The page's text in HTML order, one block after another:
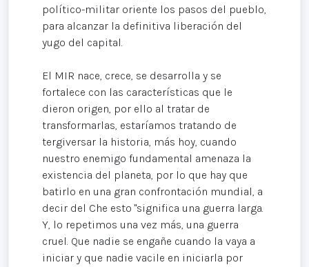
político-militar oriente los pasos del pueblo,
para alcanzar la definitiva liberación del
yugo del capital.
El MIR nace, crece, se desarrolla y se
fortalece con las características que le
dieron origen, por ello al tratar de
transformarlas, estaríamos tratando de
tergiversar la historia, más hoy, cuando
nuestro enemigo fundamental amenaza la
existencia del planeta, por lo que hay que
batirlo en una gran confrontación mundial, a
decir del Che esto "significa una guerra larga.
Y, lo repetimos una vez más, una guerra
cruel. Que nadie se engañe cuando la vaya a
iniciar y que nadie vacile en iniciarla por